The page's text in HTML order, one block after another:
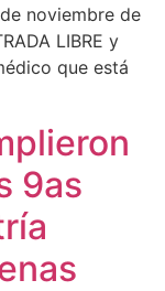
noviembre de
LIBRE y
que está
9as